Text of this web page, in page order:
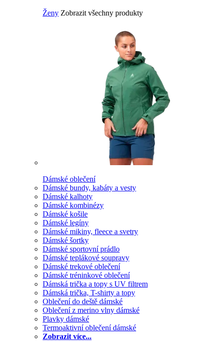
Ženy Zobrazit všechny produkty
Dámské oblečení
Dámské bundy, kabáty a vesty
Dámské kalhoty
Dámské kombinézy
Dámské košile
Dámské legíny
Dámské mikiny, fleece a svetry
Dámské šortky
Dámské sportovní prádlo
Dámské teplákové soupravy
Dámské trekové oblečení
Dámské tréninkové oblečení
Dámská trička a topy s UV filtrem
Dámská trička, T-shirty a topy
Oblečení do deště dámské
Oblečení z merino vlny dámské
Plavky dámské
Termoaktivní oblečení dámské
Zobrazit více...